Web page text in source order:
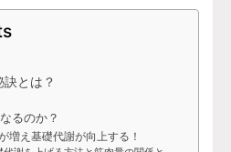
とは？
るのか？
増え基礎代謝が向上する！